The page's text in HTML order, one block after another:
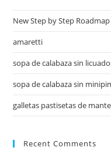
New Step by Step
amaretti
sopa de calabaza sin
sopa de calabaza sin
galletas pastisetas de
Recent Comments